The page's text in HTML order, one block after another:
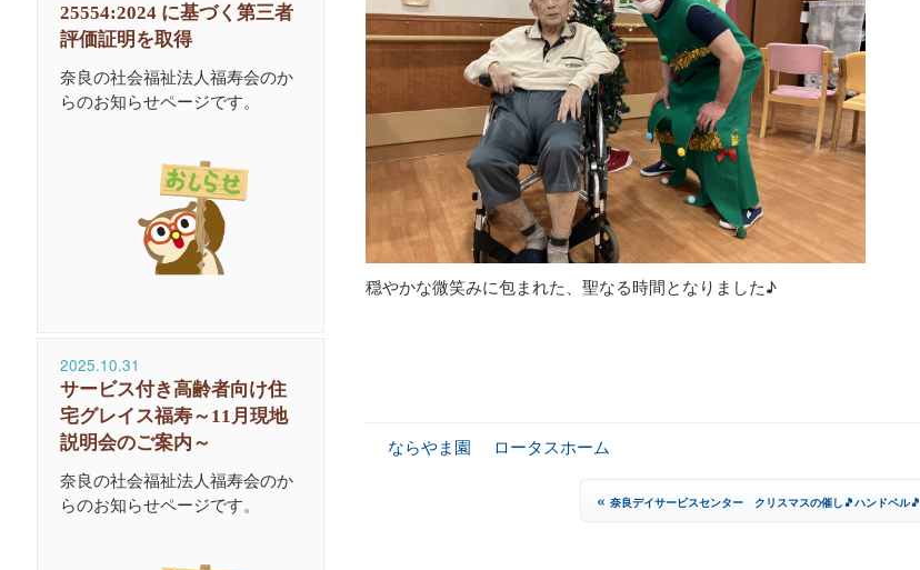
穏やかな微笑みに包まれた、聖なる時間となりました♪
ならやま園 ロータスホーム
«奈良デイサービスセンター クリスマスの催し🎵ハンドベル🎵
25554:2024 に基づく第三者
評価証明を取得
奈良の社会福祉法人福寿会のか
らのお知らせページです。
2025.10.31
サービス付き高齢者向け住
宅グレイス福寿～11月現地
説明会のご案内～
奈良の社会福祉法人福寿会のか
らのお知らせページです。